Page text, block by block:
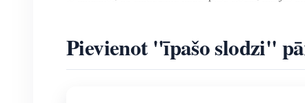
Pievienot "īpašo slodzi"